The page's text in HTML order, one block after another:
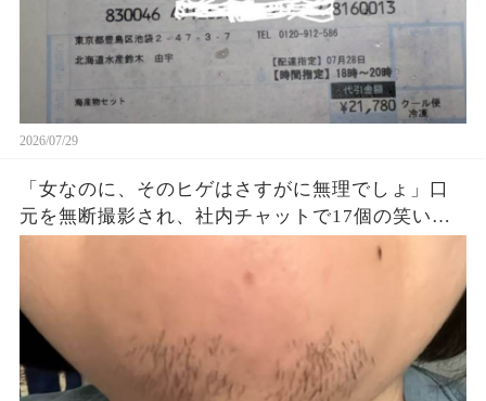
2026/07/29
「女なのに、そのヒゲはさすがに無理でしょ」口
元を無断撮影され、社内チャットで17個の笑い絵
文字→私が保存した画像と診療明細を人事部へ提